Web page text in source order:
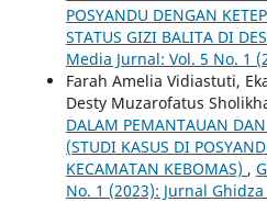
POSYANDU DENGAN
STATUS GIZI BALITA DI
Media Jurnal: Vol. 5 No. 1
Farah Amelia Vidiastuti,
Desty Muzarofatus
DALAM PEMANTAUAN
(STUDI KASUS DI
KECAMATAN KEBOMAS) ,
No. 1 (2023): Jurnal